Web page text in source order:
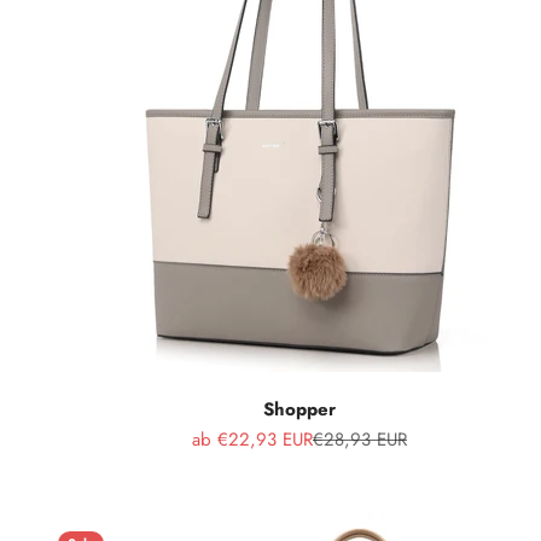
Shopper
Angebot
ab €22,93 EURRegulärer Preis
€28,93 EUR